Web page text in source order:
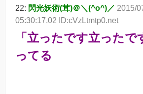
22: 閃光妖術(茸)＠＼(^o^)／ 2015/
05:30:17.02 ID:cVzLtmtp0.net
「立ったです立ったで
ってる